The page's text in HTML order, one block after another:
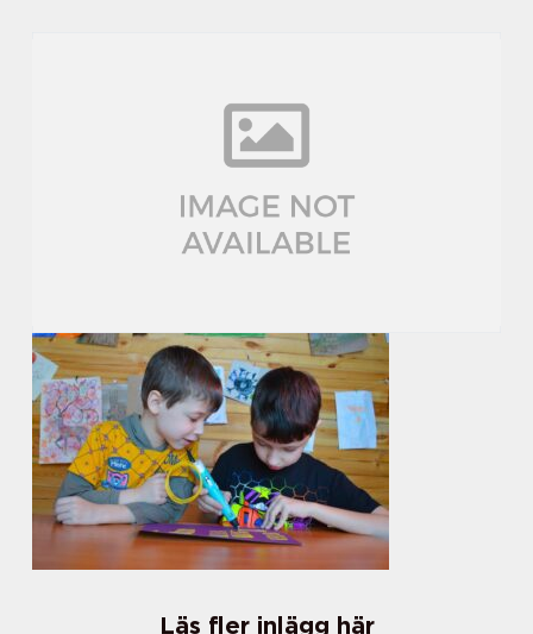
Läs fler inlägg här